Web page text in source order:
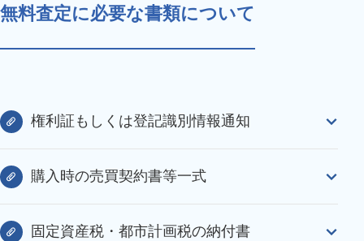
無料査定に必要な書類について
権利証もしくは登記識別情報通知
購入時の売買契約書等一式
固定資産税・都市計画税の納付書